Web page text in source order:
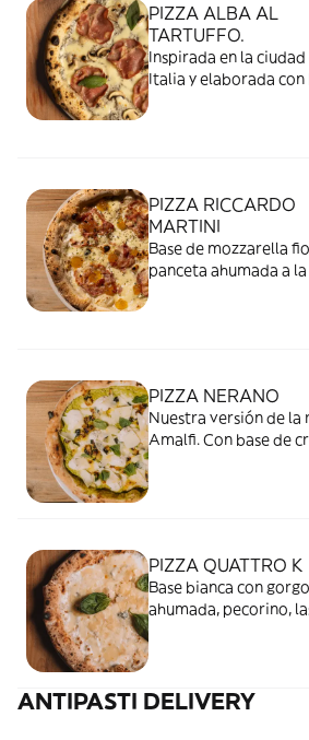
PIZZA ALBA AL
TARTUFFO.
Inspirada en la
Italia y elaborada con
PIZZA RICCARDO
MARTINI
Base de mozzarella
panceta ahumada a
PIZZA NERANO
Nuestra versión de la
Amalfi. Con base de
caciocavallo,
PIZZA QUATTRO K
Base bianca con
ahumada, pecorino,
ANTIPASTI DELIVERY